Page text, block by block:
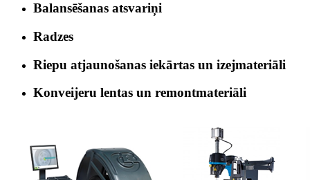
Balansēšanas atsvariņi
Radzes
Riepu atjaunošanas iekārtas un izejmateriāli
Konveijeru lentas un remontmateriāli